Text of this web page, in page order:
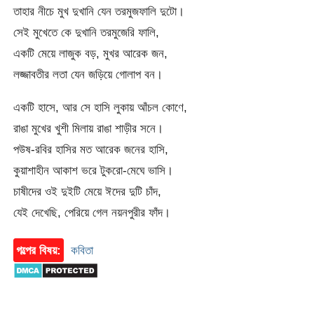
তাহার নীচে মুখ দুখানি যেন তরমুজফালি দুটো।
সেই মুখেতে কে দুখানি তরমুজেরি ফালি,
একটি মেয়ে লাজুক বড়, মুখর আরেক জন,
লজ্জাবতীর লতা যেন জড়িয়ে গোলাপ বন।
একটি হাসে, আর সে হাসি লুকায় আঁচল কোণে,
রাঙা মুখের খুশী মিলায় রাঙা শাড়ীর সনে।
পউষ-রবির হাসির মত আরেক জনের হাসি,
কুয়াশাহীন আকাশ ভরে টুকরো-মেঘে ভাসি।
চাষীদের ওই দুইটি মেয়ে ঈদের দুটি চাঁদ,
যেই দেখেছি, পেরিয়ে গেল নয়নপুরীর ফাঁদ।
গল্পের বিষয়: কবিতা